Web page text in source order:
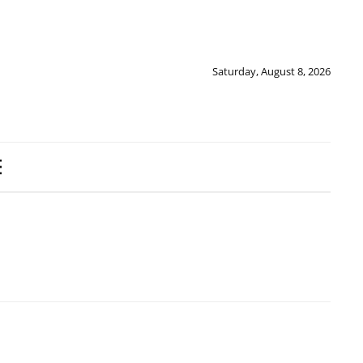
Saturday, August 8, 2026